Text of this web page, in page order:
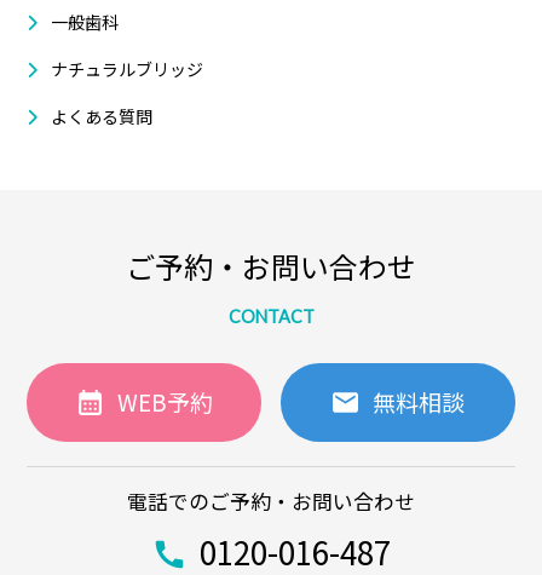
一般歯科
ナチュラルブリッジ
よくある質問
ご予約・お問い合わせ
CONTACT
WEB予約 無料相談
電話でのご予約・お問い合わせ
0120-016-487